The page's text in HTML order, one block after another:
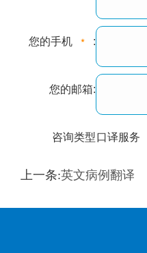
您的手机 :
您的邮箱:
咨询类型口译服务
训翻译
上一条:英文病例翻译